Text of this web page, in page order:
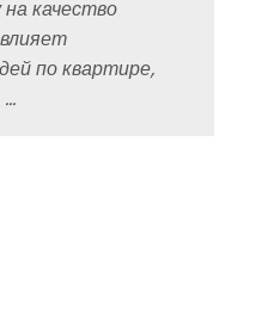
качество
по квартире,